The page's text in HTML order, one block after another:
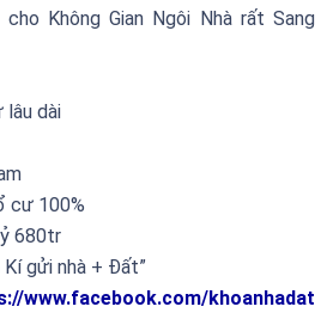
Không Gian Ngôi Nhà rất Sang
lâu dài
cư 100%
680tr
Kí gửi nhà + Đất”
www.facebook.com/khoanhadat